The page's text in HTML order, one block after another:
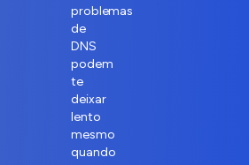
problemas
de
DNS
podem
te
deixar
lento
mesmo
quando